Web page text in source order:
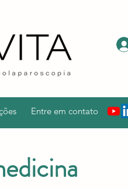
Entre em contato